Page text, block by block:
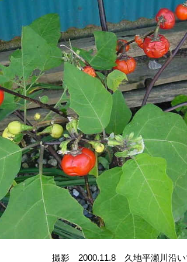
撮影 2000.11.8 久地平瀬川沿い